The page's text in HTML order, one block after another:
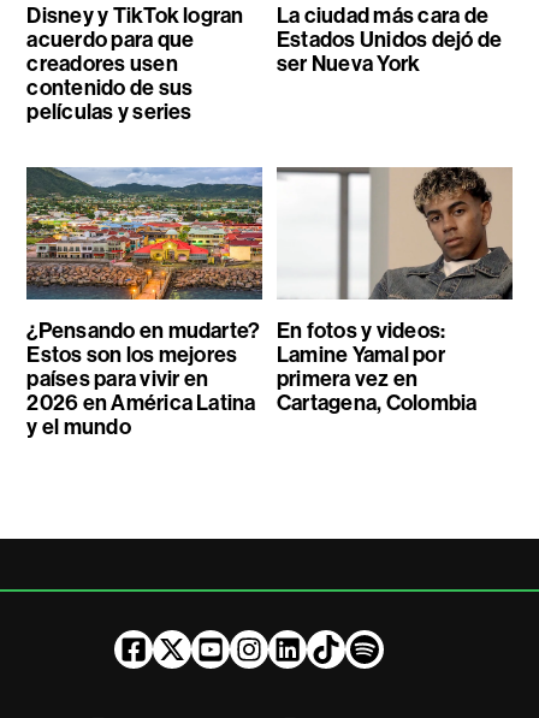
Disney y TikTok logran
acuerdo para que
creadores usen
contenido de sus
películas y series
La ciudad más cara de
Estados Unidos dejó de
ser Nueva York
¿Pensando en mudarte?
Estos son los mejores
países para vivir en
2026 en América Latina
y el mundo
En fotos y videos:
Lamine Yamal por
primera vez en
Cartagena, Colombia